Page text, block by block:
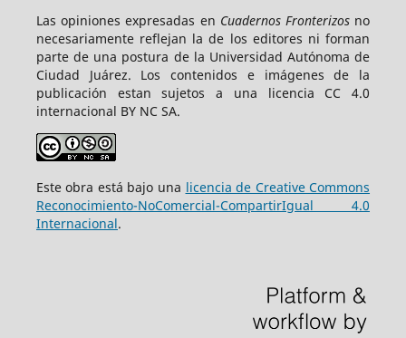
Las opiniones expresadas en Cuadernos Fronterizosno
necesariamente reflejan la de los editores ni forman
parte de una postura de la Universidad Autónoma de
Ciudad Juárez. Los contenidos e imágenes de la
publicación estan sujetos a una licencia CC 4.0
internacional BY NC SA.
Este obra está bajo una licencia de Creative Commons
Reconocimiento-NoComercial-CompartirIgual 4.0
Internacional.